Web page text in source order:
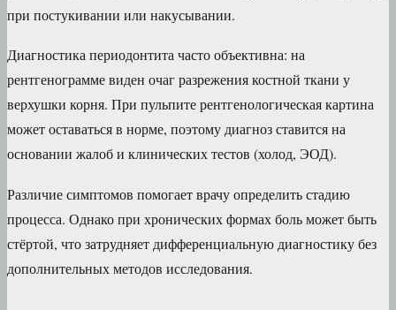
при постукивании или накусывании.
Диагностика периодонтита часто объективна: на
рентгенограмме виден очаг разрежения костной ткани у
верхушки корня. При пульпите рентгенологическая картина
может оставаться в норме, поэтому диагноз ставится на
основании жалоб и клинических тестов (холод, ЭОД).
Различие симптомов помогает врачу определить стадию
процесса. Однако при хронических формах боль может быть
стёртой, что затрудняет дифференциальную диагностику без
дополнительных методов исследования.